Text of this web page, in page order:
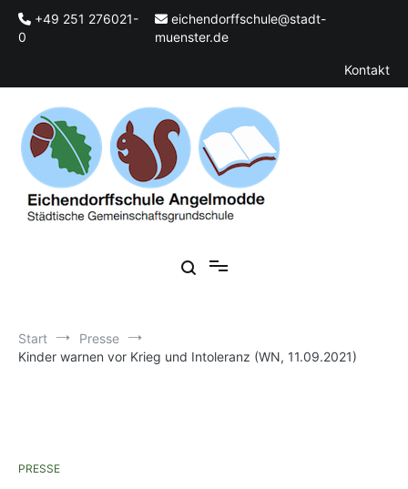
Zum
Inhalt
springen
+49 251 276021-
0
eichendorffschule@stadt-
muenster.de
Kontakt
Start
Presse
Kinder warnen vor Krieg und Intoleranz (WN, 11.09.2021)
PRESSE